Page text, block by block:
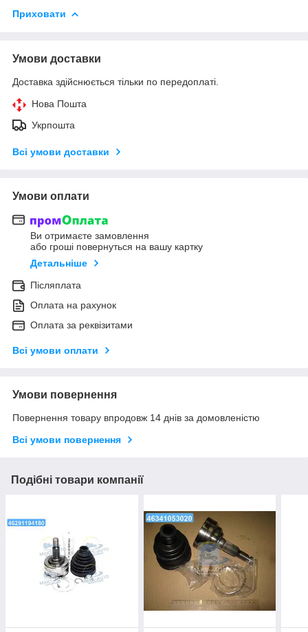
Приховати
Умови доставки
Доставка здійснюється тільки по передоплаті.
Нова Пошта
Укрпошта
Всі умови доставки
Умови оплати
Ви отримаєте замовлення
або гроші повернуться на вашу картку
Детальніше
Післяплата
Оплата на рахунок
Оплата за реквізитами
Всі умови оплати
Умови повернення
Повернення товару впродовж 14 днів за домовленістю
Всі умови повернення
Подібні товари компанії